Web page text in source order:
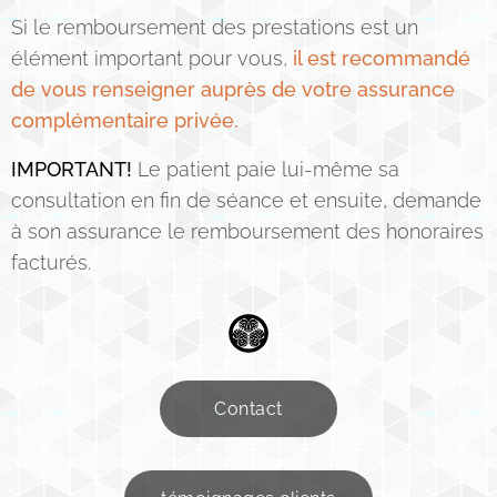
Si le remboursement des prestations est un
élément important pour vous, il est recommandé
de vous renseigner auprès de votre assurance
complémentaire privée.
IMPORTANT! Le patient paie lui-même sa
consultation en fin de séance et ensuite, demande
à son assurance le remboursement des honoraires
facturés.
Contact